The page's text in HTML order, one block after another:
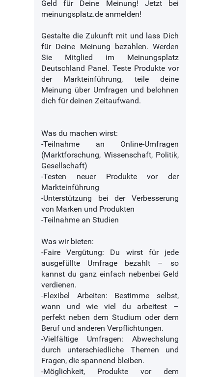
Geld für Deine Meinung! Jetzt bei
meinungsplatz.de anmelden!
Gestalte die Zukunft mit und lass Dich
für Deine Meinung bezahlen. Werden
Sie Mitglied im Meinungsplatz
Deutschland Panel. Teste Produkte vor
der Markteinführung, teile deine
Meinung über Umfragen und belohnen
dich für deinen Zeitaufwand.
Was du machen wirst:
-Teilnahme an Online-Umfragen
(Marktforschung, Wissenschaft, Politik,
Gesellschaft)
-Testen neuer Produkte vor der
Markteinführung
-Unterstützung bei der Verbesserung
von Marken und Produkten
-Teilnahme an Studien
Was wir bieten:
-Faire Vergütung: Du wirst für jede
ausgefüllte Umfrage bezahlt – so
kannst du ganz einfach nebenbei Geld
verdienen.
-Flexibel Arbeiten: Bestimme selbst,
wann und wie viel du arbeitest –
perfekt neben dem Studium oder dem
Beruf und anderen Verpflichtungen.
-Vielfältige Umfragen: Abwechslung
durch unterschiedliche Themen und
Fragen, die spannend bleiben.
-Möglichkeit, Produkte vor dem